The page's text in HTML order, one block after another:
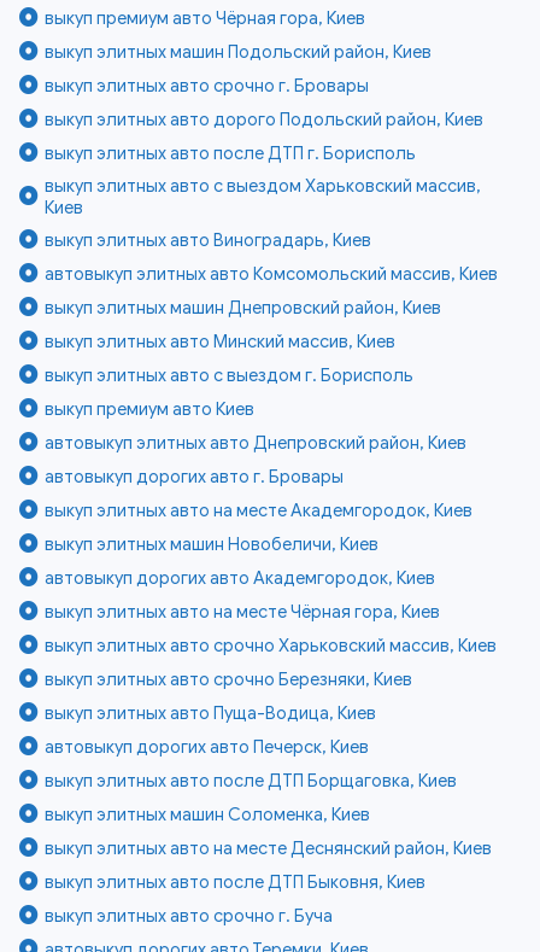
выкуп премиум авто Чёрная гора, Киев
выкуп элитных машин Подольский район, Киев
выкуп элитных авто срочно г. Бровары
выкуп элитных авто дорого Подольский район, Киев
выкуп элитных авто после ДТП г. Борисполь
выкуп элитных авто с выездом Харьковский массив,
Киев
выкуп элитных авто Виноградарь, Киев
автовыкуп элитных авто Комсомольский массив, Киев
выкуп элитных машин Днепровский район, Киев
выкуп элитных авто Минский массив, Киев
выкуп элитных авто с выездом г. Борисполь
выкуп премиум авто Киев
автовыкуп элитных авто Днепровский район, Киев
автовыкуп дорогих авто г. Бровары
выкуп элитных авто на месте Академгородок, Киев
выкуп элитных машин Новобеличи, Киев
автовыкуп дорогих авто Академгородок, Киев
выкуп элитных авто на месте Чёрная гора, Киев
выкуп элитных авто срочно Харьковский массив, Киев
выкуп элитных авто срочно Березняки, Киев
выкуп элитных авто Пуща-Водица, Киев
автовыкуп дорогих авто Печерск, Киев
выкуп элитных авто после ДТП Борщаговка, Киев
выкуп элитных машин Соломенка, Киев
выкуп элитных авто на месте Деснянский район, Киев
выкуп элитных авто после ДТП Быковня, Киев
выкуп элитных авто срочно г. Буча